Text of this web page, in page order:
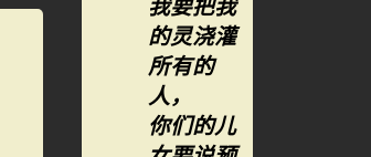
的灵浇灌
所有的
人，
你们的儿